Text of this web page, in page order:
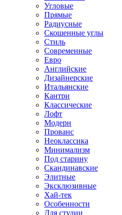
Угловые
Прямые
Радиусные
Скошенные углы
Стиль
Современные
Евро
Английские
Дизайнерские
Итальянские
Кантри
Классические
Лофт
Модерн
Прованс
Неоклассика
Минимализм
Под старину
Скандинавские
Элитные
Эксклюзивные
Хай-тек
Особенности
Для студии